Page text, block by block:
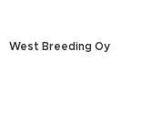
West Breeding Oy